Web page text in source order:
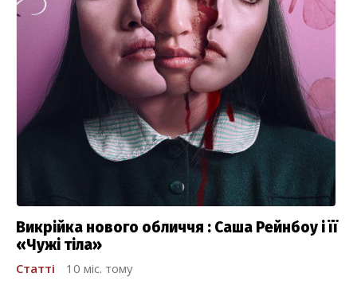
Викрійка нового обличчя : Саша Рейнбоу і її
«Чужі тіла»
Статті
10 міс. тому